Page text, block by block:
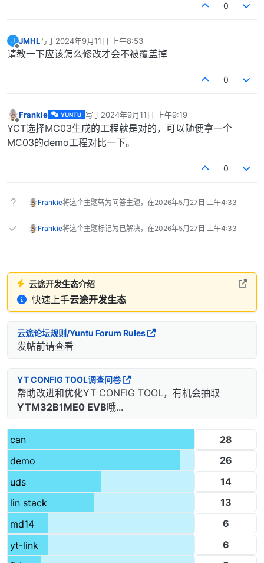
0
J
离线
JMHL写于2024年9月11日 上午8:53
最后由 编辑
请教一下应该怎么修改才会不被覆盖掉
0
离线
Frankie YUNTU 写于2024年9月11日 上午9:19
最后由 编辑
YCT选择MC03生成的工程就是对的，可以随便拿一个
MC03的demo工程对比一下。
0
Frankie将这个主题转为问答主题，在2026年5月27日 上午4:33
Frankie将这个主题标记为已解决，在2026年5月27日 上午4:33
云途开发生态介绍
快速上手云途开发生态
云途论坛规则/Yuntu Forum Rules
发帖前请查看
YT CONFIG TOOL调查问卷
帮助改进和优化YT CONFIG TOOL，有机会抽取
YTM32B1ME0 EVB哦...
can
28
demo
26
uds
14
lin stack
13
md14
6
yt-link
6